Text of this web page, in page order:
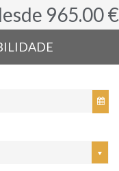
965.00 €